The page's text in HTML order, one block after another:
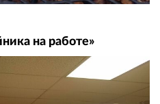
на работе»